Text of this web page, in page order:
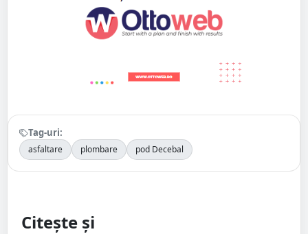
Tag-uri:
asfaltare plombare pod Decebal
Citește și